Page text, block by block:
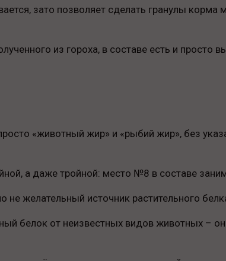
зато позволяет сделать гранулы корма
из гороха, в составе есть и просто
«животный жир» и «рыбий жир», без
а даже тройной: место №8 в составе
желательный источник растительного
белок от неизвестных видов животных –